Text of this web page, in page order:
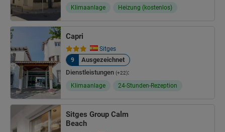
Klimaanlage Heizung (kostenlos)
Capri
Sitges
9
Ausgezeichnet
Dienstleistungen (+22):
Klimaanlage 24-Stunden-Rezeption
Sitges Group Calm
Beach